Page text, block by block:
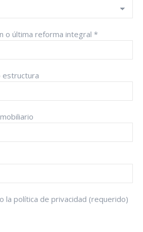
o última reforma integral *
estructura
la política de privacidad (requerido)